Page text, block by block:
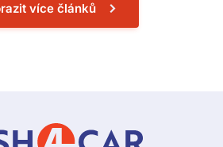
více článků